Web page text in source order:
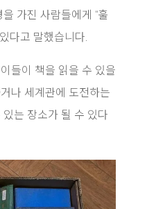
가진 사람들에게 “훌
다고 말했습니다.
들이 책을 읽을 수 있을
나 세계관에 도전하는
는 장소가 될 수 있다